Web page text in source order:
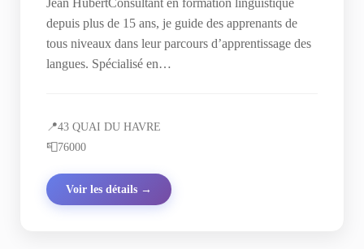
Jean HubertConsultant en formation linguistique
depuis plus de 15 ans, je guide des apprenants de
tous niveaux dans leur parcours d’apprentissage des
langues. Spécialisé en…
📍43 QUAI DU HAVRE
📮76000
Voir les détails →